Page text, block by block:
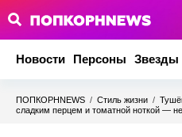
Новости Персоны Звезды
ПОПКОРНNEWS / Стиль жизни /
сладким перцем и томатной ноткой —